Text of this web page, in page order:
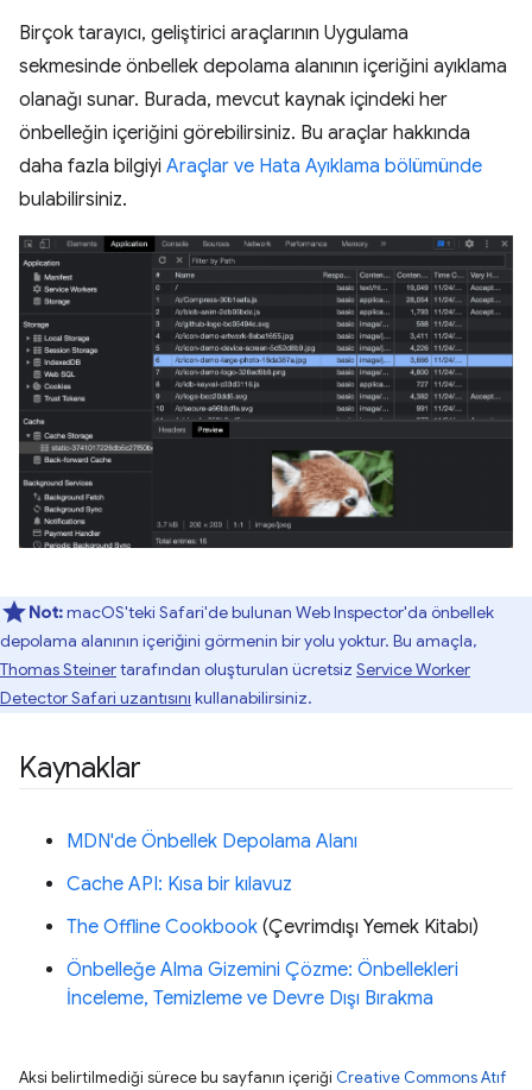
Birçok tarayıcı, geliştirici araçlarının Uygulama
sekmesinde önbellek depolama alanının içeriğini ayıklama
olanağı sunar. Burada, mevcut kaynak içindeki her
önbelleğin içeriğini görebilirsiniz. Bu araçlar hakkında
daha fazla bilgiyi Araçlar ve Hata Ayıklama bölümünde
bulabilirsiniz.
Not:macOS'teki Safari'de bulunan Web Inspector'da önbellek
depolama alanının içeriğini görmenin bir yolu yoktur. Bu amaçla,
Thomas Steinertarafından oluşturulan ücretsiz Service Worker
Detector Safari uzantısını kullanabilirsiniz.
Kaynaklar
MDN'de Önbellek Depolama Alanı
Cache API: Kısa bir kılavuz
The Offline Cookbook (Çevrimdışı Yemek Kitabı)
Önbelleğe Alma Gizemini Çözme: Önbellekleri
İnceleme, Temizleme ve Devre Dışı Bırakma
Aksi belirtilmediği sürece bu sayfanın içeriği Creative Commons Atıf